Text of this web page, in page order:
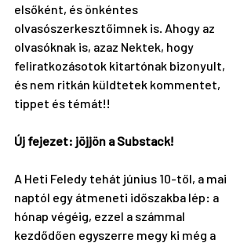
elsőként, és önkéntes
olvasószerkesztőimnek is. Ahogy az
olvasóknak is, azaz Nektek, hogy
feliratkozásotok kitartónak bizonyult,
és nem ritkán küldtetek kommentet,
tippet és témát!!
Új fejezet: jöjjön a Substack!
A Heti Feledy tehát június 10-től, a mai
naptól egy átmeneti időszakba lép: a
hónap végéig, ezzel a számmal
kezdődően egyszerre megy ki még a